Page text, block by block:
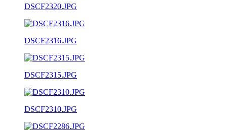
DSCF2320.JPG
DSCF2316.JPG
DSCF2315.JPG
DSCF2310.JPG